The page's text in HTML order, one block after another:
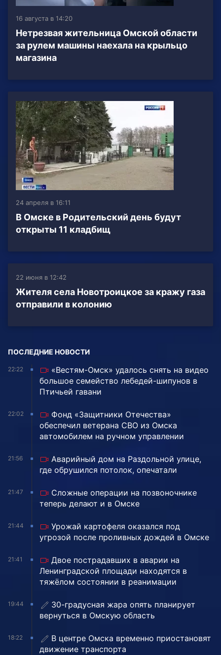
16 августа в 14:20
Нетрезвая жительница Омской области
за рулем машины наехала на крыльцо
магазина
24 апреля в 16:11
В Омске в Родительский день будут
открыты 11 кладбищ
22 июня в 12:42
Жителя села Новотроицкое за кражу газа
отправили в колонию
ПОСЛЕДНИЕ НОВОСТИ
22:22
«Вестям-Омск» удалось снять на видео
большое семейство лебедей-шипунов в
Птичьей гавани
22:02
Фонд «Защитники Отечества»
обеспечил ветерана СВО из Омска
автомобилем на ручном управлении
21:56
Аварийный дом на Раздольной улице,
где обрушился потолок, опечатали
21:47
Сложные операции на позвоночнике
теперь делают и в Омске
21:44
Урожай картофеля оказался под
угрозой после проливных дождей в Омске
21:41
Двое пострадавших в аварии на
Ленинградской площади находятся в
тяжёлом состоянии в реанимации
19:44
30-градусная жара опять планирует
вернуться в Омскую область
18:22
В центре Омска временно приостановят
движение транспорта